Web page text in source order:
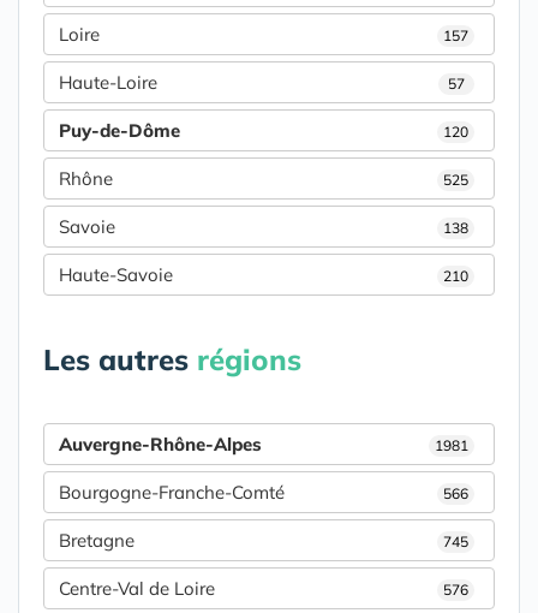
Loire 157
Haute-Loire 57
Puy-de-Dôme 120
Rhône 525
Savoie 138
Haute-Savoie 210
Les autres régions
Auvergne-Rhône-Alpes 1981
Bourgogne-Franche-Comté 566
Bretagne 745
Centre-Val de Loire 576